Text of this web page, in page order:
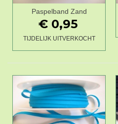
Paspelband Zand
€ 0,95
TIJDELIJK UITVERKOCHT